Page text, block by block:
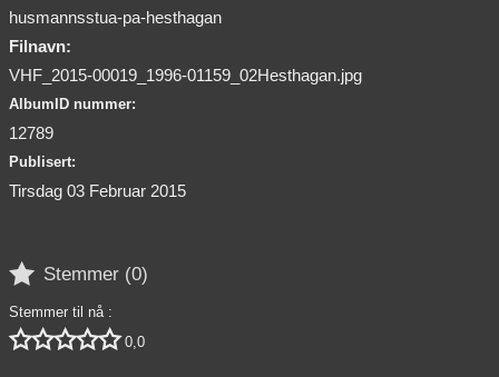
husmannsstua-pa-hesthagan
Filnavn:
VHF_2015-00019_1996-01159_02Hesthagan.jpg
AlbumID nummer:
12789
Publisert:
Tirsdag 03 Februar 2015
 Stemmer (0)
Stemmer til nå :
 0,0